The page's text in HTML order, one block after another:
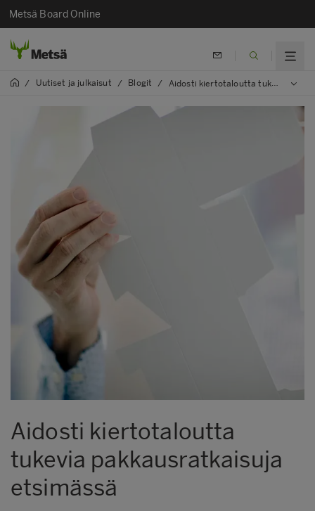
Metsä Board Online
/ Uutiset ja julkaisut / Blogit / Aidosti kiertotaloutta tukevia pakkausratkaisuja etsimässä
Aidosti kiertotaloutta
tukevia pakkausratkaisuja
etsimässä